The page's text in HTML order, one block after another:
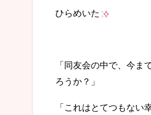
ひらめいた
「同友会の中で、今
ろうか？」
「これはとてつもない